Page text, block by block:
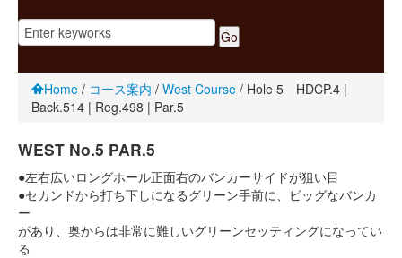
Home / コース案内 / West Course / Hole 5 HDCP.4 |
Back.514 | Reg.498 | Par.5
WEST No.5 PAR.5
●左右広いロングホール正面右のバンカーサイドが狙い目
●セカンドから打ち下しになるグリーン手前に、ビッグなバンカ
ー
があり、奥からは非常に難しいグリーンセッティングになってい
る